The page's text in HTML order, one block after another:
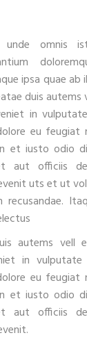
unde omnis
ipsa quae
duis autems
in
eu feugiat
et iusto odio
aut officiis
uts et ut
autems vell
in
eu feugiat
et iusto odio
aut officiis